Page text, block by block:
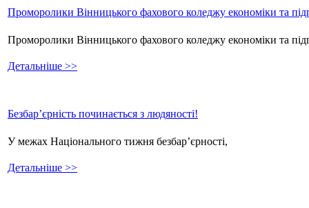
Проморолики Вінницького фахового коледжу економіки та
Проморолики Вінницького фахового коледжу економіки та
Детальніше >>
Безбар’єрність починається з людяності!
У межах Національного тижня безбар’єрності,
Детальніше >>